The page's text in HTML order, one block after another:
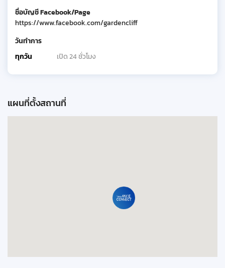
ชื่อบัญชี Facebook/Page
https://www.facebook.com/gardencliff
วันทำการ
ทุกวัน
เปิด 24 ชั่วโมง
แผนที่ตั้งสถานที่